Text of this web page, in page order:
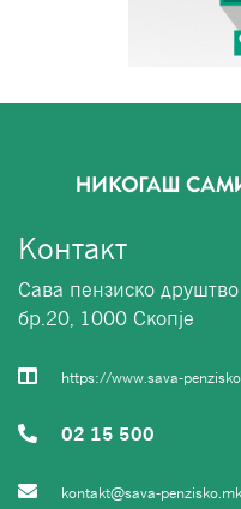
Контакт
Сава пензиско
бр.20, 1000 Скопје
https://www.sava-
02 15 500
kontakt@sava-penzisko.mk